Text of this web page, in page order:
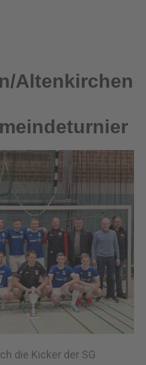
Altenkirchen
die Kicker der SG